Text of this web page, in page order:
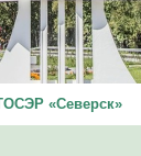
«Северск»